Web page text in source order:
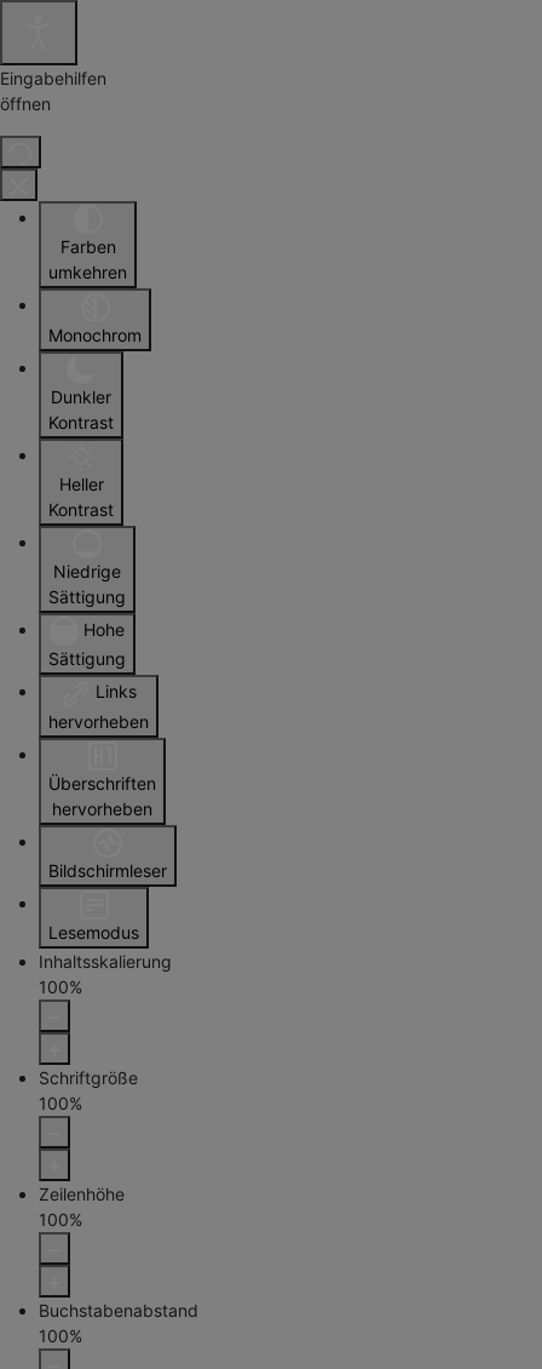
Eingabehilfen
öffnen
Farben
umkehren
Monochrom
Dunkler
Kontrast
Heller
Kontrast
Niedrige
Sättigung
Hohe
Sättigung
Links
hervorheben
Überschriften
hervorheben
Bildschirmleser
Lesemodus
Inhaltsskalierung
100%
Schriftgröße
100%
Zeilenhöhe
100%
Buchstabenabstand
100%